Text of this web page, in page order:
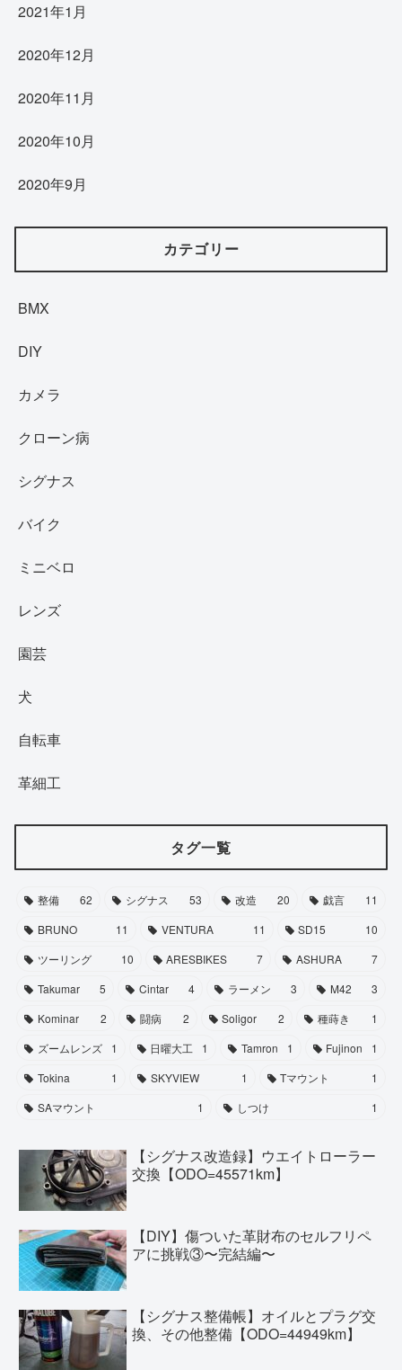
2021年1月
2020年12月
2020年11月
2020年10月
2020年9月
カテゴリー
BMX
DIY
カメラ
クローン病
シグナス
バイク
ミニベロ
レンズ
園芸
犬
自転車
革細工
タグ一覧
整備 62 シグナス 53 改造 20 戯言
11
BRUNO
11 VENTURA 11 SD15
10
ツーリング
10 ARESBIKES 7 ASHURA
7
Takumar
5 Cintar 4 ラーメン 3 M42
3
Kominar
2 闘病 2 Soligor 2 種蒔き
1
ズームレンズ
1 日曜大工 1 Tamron 1 Fujinon
1
Tokina
1 SKYVIEW 1 Tマウント
1
SAマウント
1 しつけ 1
【シグナス改造録】ウエイトローラー
交換【ODO=45571km】
【DIY】傷ついた革財布のセルフリペ
アに挑戦③〜完結編〜
【シグナス整備帳】オイルとプラグ交
換、その他整備【ODO=44949km】